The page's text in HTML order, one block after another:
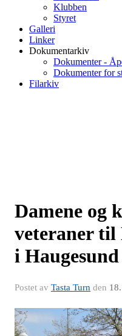
Klubben
Styret
Galleri
Linker
Dokumentarkiv
Dokumenter -
Dokumenter for
Filarkiv
Damene og
veteraner til
i
Postet av Tasta Turn den